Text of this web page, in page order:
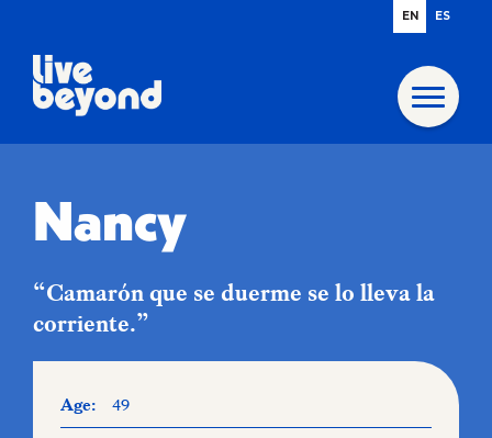
Nancy
“Camarón que se duerme se lo lleva la
corriente.”
Age: 49
EN ES